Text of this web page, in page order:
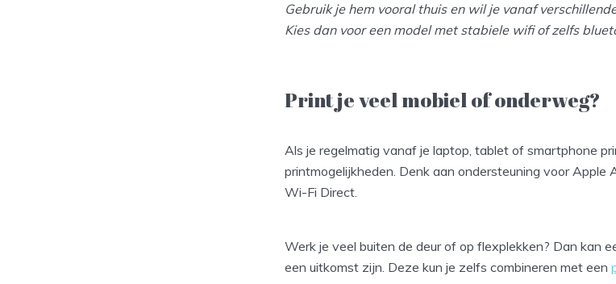
Gebruik je hem vooral thuis en wil je vanaf
Kies dan voor een model met stabiele wifi of zelfs
Print je veel mobiel of onderweg?
Als je regelmatig vanaf je laptop, tablet of smartphone
printmogelijkheden. Denk aan ondersteuning voor Apple
Wi-Fi Direct.
Werk je veel buiten de deur of op flexplekken? Dan kan
een uitkomst zijn. Deze kun je zelfs combineren met een